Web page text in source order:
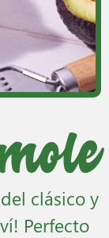
clásico y
Perfecto